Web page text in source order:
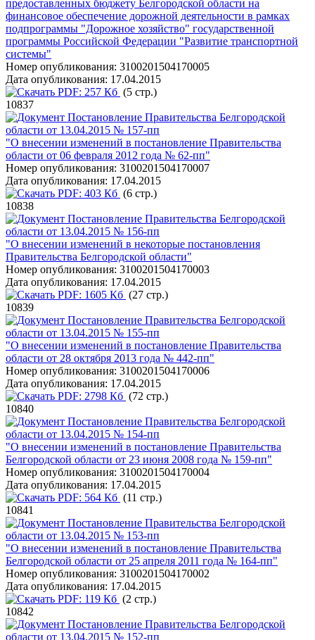
предоставленных бюджету Белгородской области на
финансовое обеспечение дорожной деятельности в рамках
подпрограммы "Дорожное хозяйство" государственной
программы Российской Федерации "Развитие транспортной
системы"
Номер опубликования: 3100201504170005
Дата опубликования: 17.04.2015
PDF: 257 Кб (5 стр.)
10837
Постановление Правительства Белгородской
области от 13.04.2015 № 157-пп
"О внесении изменений в постановление Правительства
области от 06 февраля 2012 года № 62-пп"
Номер опубликования: 3100201504170007
Дата опубликования: 17.04.2015
PDF: 403 Кб (6 стр.)
10838
Постановление Правительства Белгородской
области от 13.04.2015 № 156-пп
"О внесении изменений в некоторые постановления
Правительства Белгородской области"
Номер опубликования: 3100201504170003
Дата опубликования: 17.04.2015
PDF: 1605 Кб (27 стр.)
10839
Постановление Правительства Белгородской
области от 13.04.2015 № 155-пп
"О внесении изменений в постановление Правительства
области от 28 октября 2013 года № 442-пп"
Номер опубликования: 3100201504170006
Дата опубликования: 17.04.2015
PDF: 2798 Кб (72 стр.)
10840
Постановление Правительства Белгородской
области от 13.04.2015 № 154-пп
"О внесении изменений в постановление Правительства
Белгородской области от 23 июня 2008 года № 159-пп"
Номер опубликования: 3100201504170004
Дата опубликования: 17.04.2015
PDF: 564 Кб (11 стр.)
10841
Постановление Правительства Белгородской
области от 13.04.2015 № 153-пп
"О внесении изменений в постановление Правительства
Белгородской области от 25 апреля 2011 года № 164-пп"
Номер опубликования: 3100201504170002
Дата опубликования: 17.04.2015
PDF: 119 Кб (2 стр.)
10842
Постановление Правительства Белгородской
области от 13.04.2015 № 152-пп